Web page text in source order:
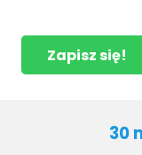
Zapisz się!
30